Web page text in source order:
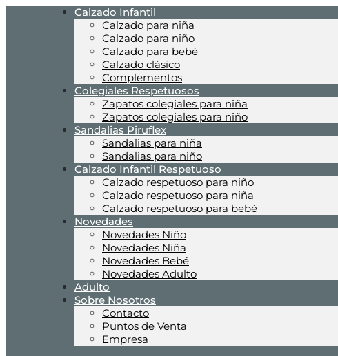
Calzado Infantil
Calzado para niña
Calzado para niño
Calzado para bebé
Calzado clásico
Complementos
Colegiales Respetuosos
Zapatos colegiales para niña
Zapatos colegiales para niño
Sandalias Piruflex
Sandalias para niña
Sandalias para niño
Calzado Infantil Respetuoso
Calzado respetuoso para niño
Calzado respetuoso para niña
Calzado respetuoso para bebé
Novedades
Novedades Niño
Novedades Niña
Novedades Bebé
Novedades Adulto
Adulto
Sobre Nosotros
Contacto
Puntos de Venta
Empresa